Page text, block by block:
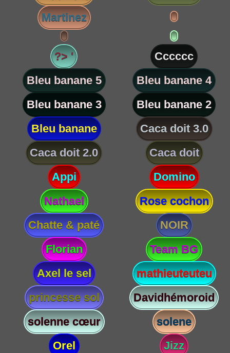
Martinez
?> '
Cccccc
Bleu banane 5
Bleu banane 4
Bleu banane 3
Bleu banane 2
Bleu banane
Caca doit 3.0
Caca doit 2.0
Caca doit
Appi
Domino
Nathael
Rose cochon
Chatte & paté
NOIR
Florian
Team BG
Axel le sel
mathieuteuteu
princesse sol
Davidhémoroid
solenne cœur
solene
Orel
Jizz